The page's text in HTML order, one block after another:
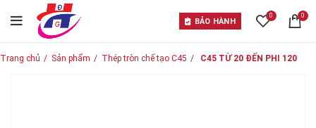
BẢO HÀNH
0 0
Trang chủ Sản phẩm Thép tròn chế tạo C45 C45 TỪ 20 ĐẾN PHI 120